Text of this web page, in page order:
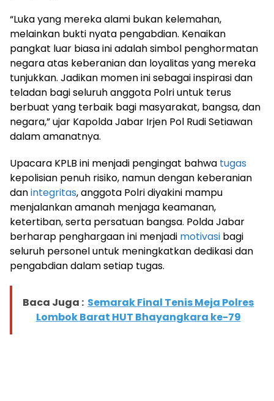
“Luka yang mereka alami bukan kelemahan,
melainkan bukti nyata pengabdian. Kenaikan
pangkat luar biasa ini adalah simbol penghormatan
negara atas keberanian dan loyalitas yang mereka
tunjukkan. Jadikan momen ini sebagai inspirasi dan
teladan bagi seluruh anggota Polri untuk terus
berbuat yang terbaik bagi masyarakat, bangsa, dan
negara,” ujar Kapolda Jabar Irjen Pol Rudi Setiawan
dalam amanatnya.
Upacara KPLB ini menjadi pengingat bahwa tugas
kepolisian penuh risiko, namun dengan keberanian
danintegritas, anggota Polri diyakini mampu
menjalankan amanah menjaga keamanan,
ketertiban, serta persatuan bangsa. Polda Jabar
berharap penghargaan ini menjadi motivasi bagi
seluruh personel untuk meningkatkan dedikasi dan
pengabdian dalam setiap tugas.
Baca Juga : Semarak Final Tenis Meja Polres
Lombok Barat HUT Bhayangkara ke-79